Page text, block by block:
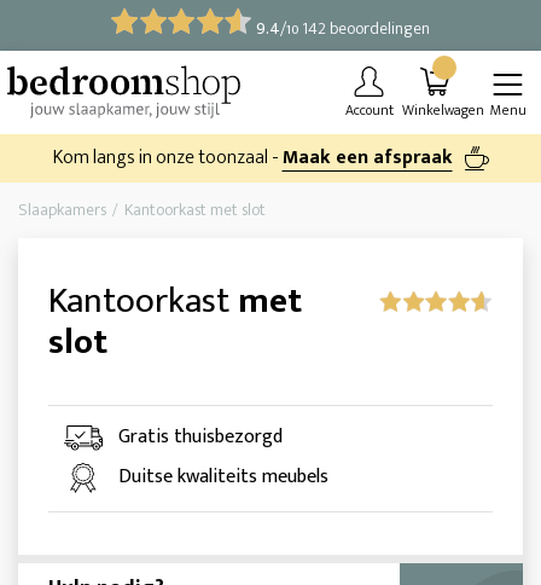
9.4/10 142 beoordelingen
Account Winkelwagen Menu
Kom langs in onze toonzaal -Maak een afspraak
Slaapkamers Kantoorkast met slot
Kantoorkastmet
slot
Gratis thuisbezorgd
Duitse kwaliteits meubels